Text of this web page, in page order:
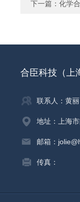
下一篇： 化学
合臣科技（上
联系人：黄丽
地址：上海
邮箱：
传真：